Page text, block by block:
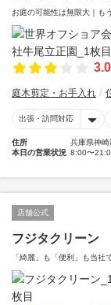
お庭の可能性は無限大｜も
庭木剪定・お手入れ
出張・訪問対応
住所
兵庫県神崎
本日の営業状況 8:00〜
店舗公式
フジタクリーン
「綺麗」も「便利」も当